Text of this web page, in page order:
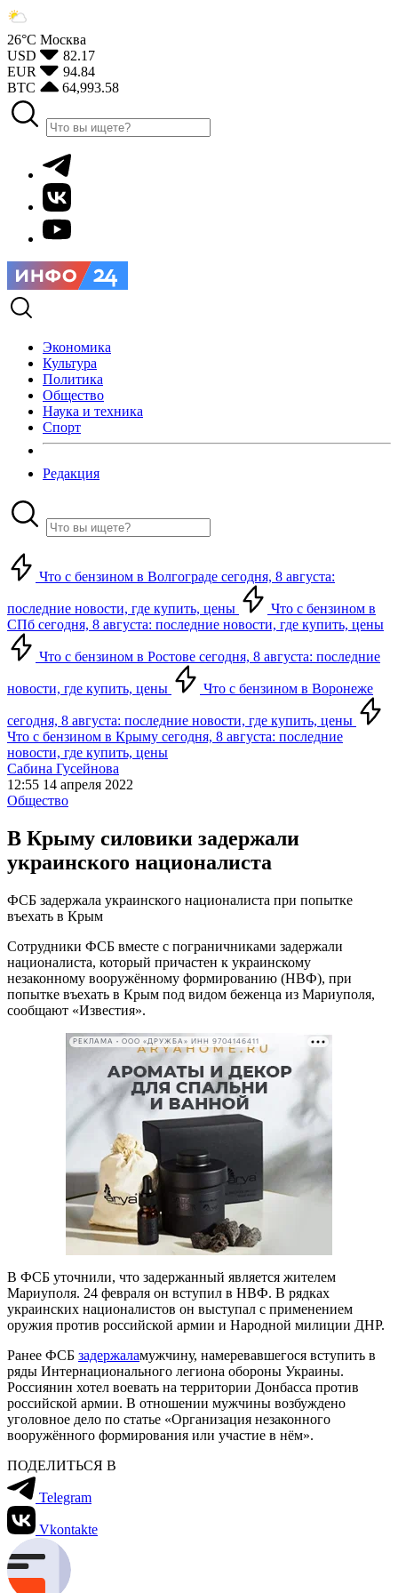
26°С Москва
USD
82.17
EUR
94.84
BTC
64,993.58
Экономика
Культура
Политика
Общество
Наука и техника
Спорт
Редакция
Что с бензином в Волгограде сегодня, 8 августа:
последние новости, где купить, цены
Что с бензином в
СПб сегодня, 8 августа: последние новости, где купить, цены
Что с бензином в Ростове сегодня, 8 августа: последние
новости, где купить, цены Что с бензином в Воронеже
сегодня, 8 августа: последние новости, где купить, цены
Что с бензином в Крыму сегодня, 8 августа: последние
новости, где купить, цены
Сабина Гусейнова
12:55 14 апреля 2022
Общество
В Крыму силовики задержали
украинского националиста
ФСБ задержала украинского националиста при попытке
въехать в Крым
Сотрудники ФСБ вместе с пограничниками задержали
националиста, который причастен к украинскому
незаконному вооружённому формированию (НВФ), при
попытке въехать в Крым под видом беженца из Мариуполя,
сообщают «Известия».
РЕКЛАМА • ООО «ДРУЖБА» ИНН 9704146411
В ФСБ уточнили, что задержанный является жителем
Мариуполя. 24 февраля он вступил в НВФ. В рядках
украинских националистов он выступал с применением
оружия против российской армии и Народной милиции ДНР.
Ранее ФСБ задержаламужчину, намеревавшегося вступить в
ряды Интернационального легиона обороны Украины.
Россиянин хотел воевать на территории Донбасса против
российской армии. В отношении мужчины возбуждено
уголовное дело по статье «Организация незаконного
вооружённого формирования или участие в нём».
ПОДЕЛИТЬСЯ В
Telegram
Vkontakte